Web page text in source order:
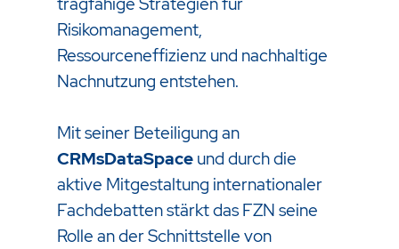
Risikomanagement,
Ressourceneffizienz und nachhaltige
Nachnutzung entstehen.
Mit seiner Beteiligung an
CRMsDataSpace und durch die
aktive Mitgestaltung internationaler
Fachdebatten stärkt das FZN seine
Rolle an der Schnittstelle von